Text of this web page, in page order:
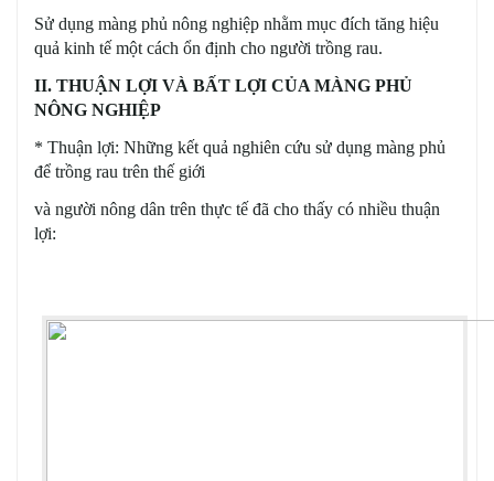
Sử dụng màng phủ nông nghiệp nhằm mục đích tăng hiệu
quả kinh tế một cách ổn định cho người trồng rau.
II. THUẬN LỢI VÀ BẤT LỢI CỦA MÀNG PHỦ
NÔNG NGHIỆP
* Thuận lợi: Những kết quả nghiên cứu sử dụng màng phủ
để trồng rau trên thế giới
và người nông dân trên thực tế đã cho thấy có nhiều thuận
lợi: